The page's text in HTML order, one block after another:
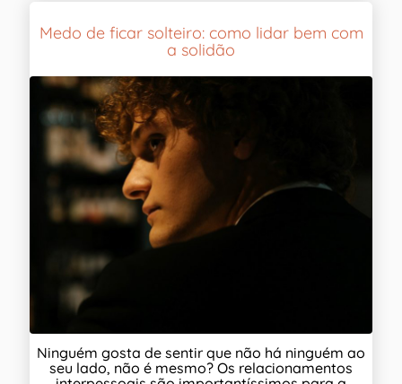
Medo de ficar solteiro: como lidar bem com
a solidão
Ninguém gosta de sentir que não há ninguém ao
seu lado, não é mesmo? Os relacionamentos